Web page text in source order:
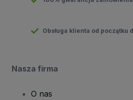
Obsługa klienta od początku
Nasza firma
O nas